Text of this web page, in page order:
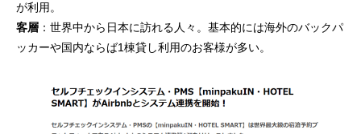
が利用。
客層 ：世界中から日本に訪れる人々。基本的には海外のバックパ
ッカーや国内ならば1棟貸し利用のお客様が多い。